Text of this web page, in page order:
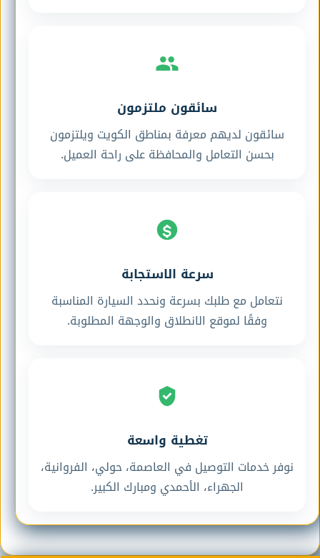
سائقون ملتزمون
سائقون لديهم معرفة بمناطق الكويت ويلتزمون
بحسن التعامل والمحافظة على راحة العميل.
سرعة الاستجابة
نتعامل مع طلبك بسرعة ونحدد السيارة المناسبة
وفقًا لموقع الانطلاق والوجهة المطلوبة.
تغطية واسعة
نوفر خدمات التوصيل في العاصمة، حولي، الفروانية،
الجهراء، الأحمدي ومبارك الكبير.